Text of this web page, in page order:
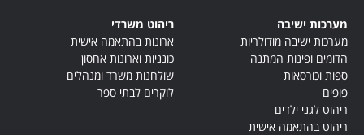
מערכות ישיבה
מערכות ישיבה מודולריות
הדומים ופינות המתנה
ספות וכורסאות
פופים
ריהוט לגני ילדים
ריהוט בהתאמה אישית
ריהוט משרדי
ארונות בהתאמה אישית
כונניות וארונות אחסון
שולחנות משרד ומנהלים
לוקרים לבתי ספר